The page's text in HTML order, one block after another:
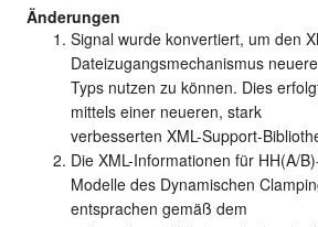
Änderungen
Signal wurde konvertiert, um den
Dateizugangsmechanismus
Typs nutzen zu können. Dies
mittels einer neueren, stark
verbesserten XML-Support-
Die XML-Informationen für HH(A/
Modelle des Dynamischen
entsprachen gemäß dem